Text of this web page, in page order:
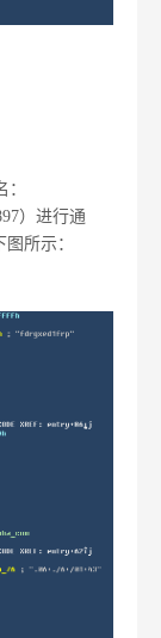
）进行通
所示：